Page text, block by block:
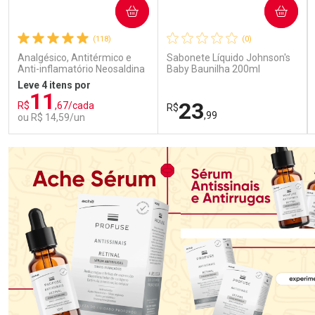
(118)
Analgésico, Antitérmico e
Anti-inflamatório Neosaldina
30mg + 300mg + 30mg 10
Drágeas
Leve 4 itens por
R$11 ,67/cada
ou R$ 14,59/un
COMPRAR
Laboratório
Ativar Desconto
Por Menos
(0)
Sabonete Líquido Johnson's
Baby Baunilha 200ml
R$23,99
COMPRAR
Laboratório
Ativar Desconto
Por Menos